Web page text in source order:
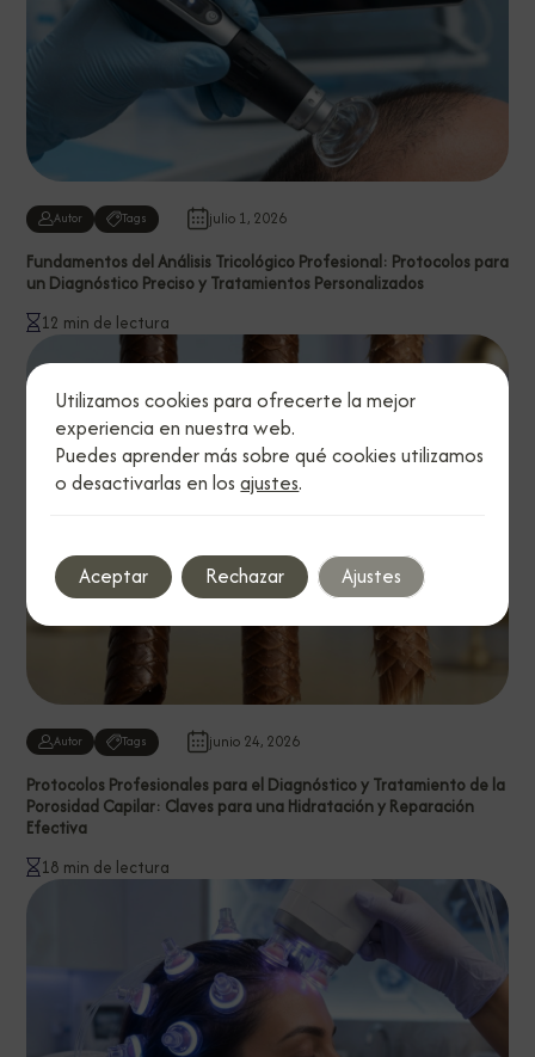
Autor Tags julio 1, 2026
Fundamentos del Análisis Tricológico Profesional: Protocolos para
un Diagnóstico Preciso y Tratamientos Personalizados
12 min de lectura
Autor Tags junio 24, 2026
Protocolos Profesionales para el Diagnóstico y Tratamiento de la
Porosidad Capilar: Claves para una Hidratación y Reparación
Efectiva
18 min de lectura
Utilizamos cookies para ofrecerte la mejor
experiencia en nuestra web.
Puedes aprender más sobre qué cookies utilizamos
o desactivarlas en losajustes.
Aceptar Rechazar Ajustes